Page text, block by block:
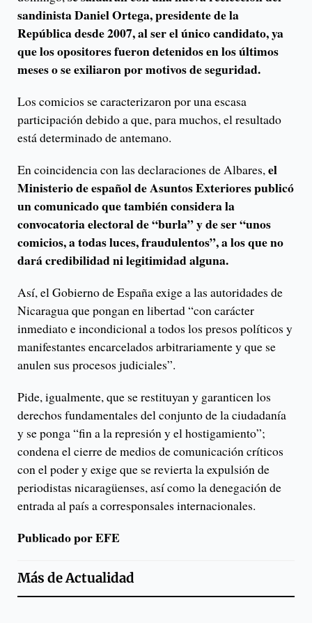
sandinista Daniel Ortega, presidente de la
República desde 2007, al ser el único candidato, ya
que los opositores fueron detenidos en los últimos
meses o se exiliaron por motivos de seguridad.
Los comicios se caracterizaron por una escasa
participación debido a que, para muchos, el resultado
está determinado de antemano.
En coincidencia con las declaraciones de Albares,el
Ministerio de español de Asuntos Exteriores publicó
un comunicado que también considera la
convocatoria electoral de “burla” y de ser “unos
comicios, a todas luces, fraudulentos”, a los que no
dará credibilidad ni legitimidad alguna.
Así, el Gobierno de España exige a las autoridades de
Nicaragua que pongan en libertad “con carácter
inmediato e incondicional a todos los presos políticos y
manifestantes encarcelados arbitrariamente y que se
anulen sus procesos judiciales”.
Pide, igualmente, que se restituyan y garanticen los
derechos fundamentales del conjunto de la ciudadanía
y se ponga “fin a la represión y el hostigamiento”;
condena el cierre de medios de comunicación críticos
con el poder y exige que se revierta la expulsión de
periodistas nicaragüenses, así como la denegación de
entrada al país a corresponsales internacionales.
Publicado por EFE
Más deActualidad